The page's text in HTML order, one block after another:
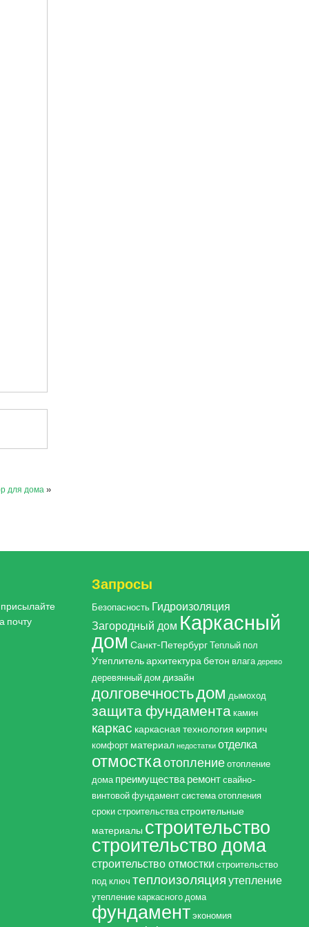
для дома »
почту
Запросы
Безопасность Гидроизоляция
Загородный дом Каркасный
дом Санкт-Петербург Теплый пол
Утеплительархитектурабетон влага дерево
деревянный дом дизайн
долговечностьдом дымоход
защита фундамента камин
каркас каркасная технология кирпич
комфорт материал недостатки отделка
отмосткаотопление отопление
дома преимуществаремонт свайно-
винтовой фундамент система отопления
сроки строительства строительные
материалы строительство
строительство дома
строительство отмостки строительство
под ключ теплоизоляция утепление
утепление каркасного дома
фундамент экономия